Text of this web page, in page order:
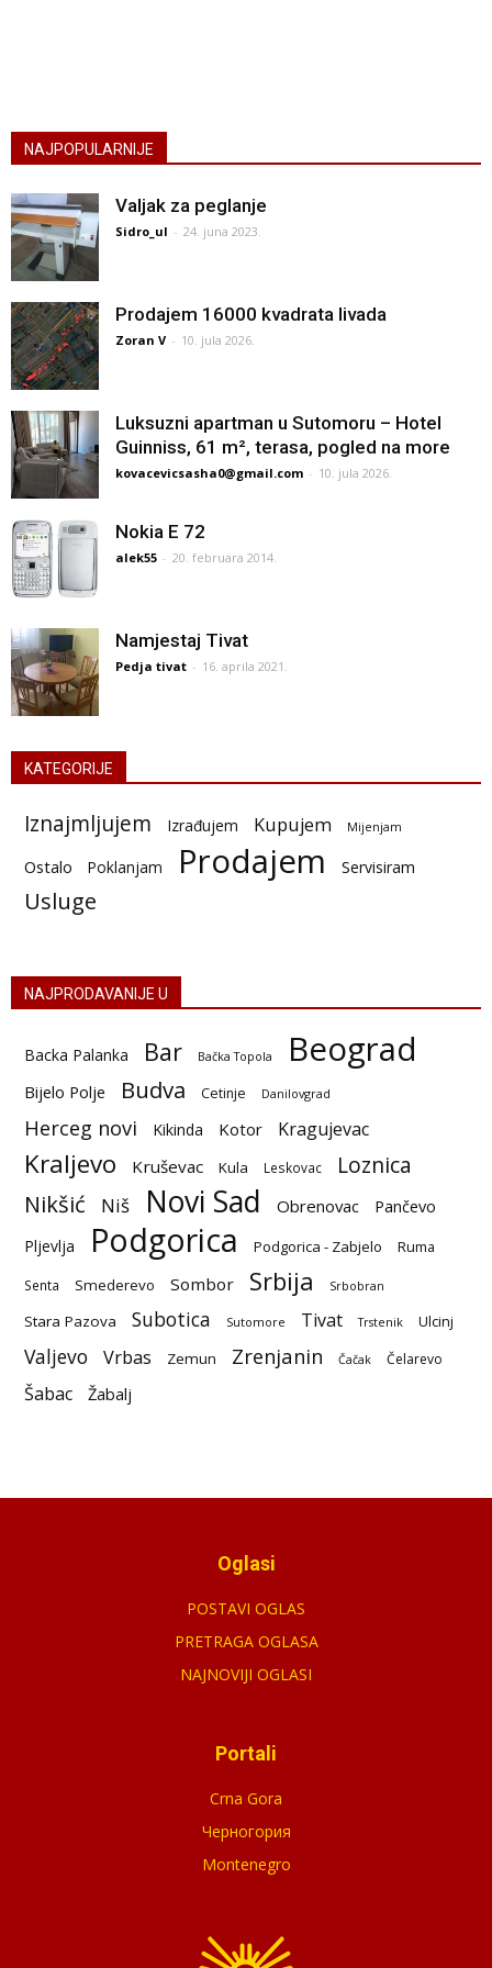
NAJPOPULARNIJE
Valjak za peglanje
Sidro_ul - 24. juna 2023.
Prodajem 16000 kvadrata livada
Zoran V - 10. jula 2026.
Luksuzni apartman u Sutomoru – Hotel
Guinniss, 61 m², terasa, pogled na more
kovacevicsasha0@gmail.com - 10. jula 2026.
Nokia E 72
alek55 - 20. februara 2014.
Namjestaj Tivat
Pedja tivat - 16. aprila 2021.
KATEGORIJE
Iznajmljujem Izrađujem Kupujem Mijenjam
Ostalo Poklanjam Prodajem Servisiram
Usluge
NAJPRODAVANIJE U
Backa Palanka Bar Bačka Topola Beograd
Bijelo Polje Budva Cetinje Danilovgrad
Herceg novi Kikinda Kotor Kragujevac
Kraljevo Kruševac Kula Leskovac Loznica
Nikšić Niš Novi Sad Obrenovac Pančevo
Pljevlja Podgorica Podgorica - Zabjelo Ruma
Senta Smederevo Sombor Srbija Srbobran
Stara Pazova Subotica Sutomore Tivat Trstenik Ulcinj
Valjevo Vrbas Zemun Zrenjanin Čačak Čelarevo
Šabac Žabalj
Oglasi
POSTAVI OGLAS
PRETRAGA OGLASA
NAJNOVIJI OGLASI
Portali
Crna Gora
Черногория
Montenegro